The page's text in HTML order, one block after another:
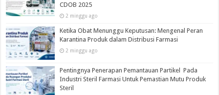
CDOB 2025
2 minggu ago
Ketika Obat Menunggu Keputusan: Mengenal Peran
Karantina Produk dalam Distribusi Farmasi
2 minggu ago
Pentingnya Penerapan Pemantauan Partikel Pada
Industri Steril Farmasi Untuk Pemastian Mutu Produk
Steril